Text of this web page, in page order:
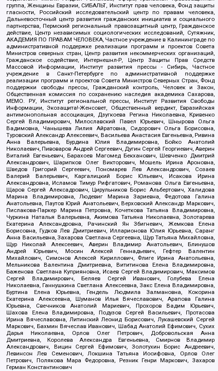
группа, Женщины Евразии, СИБАЛЬТ, Институт прав человека, Фонд защиты
гласности, Российский исследовательский центр по правам человека,
Дальневосточный центр развития гражданских инициатив и социального
партнерства, Пермский региональный правозащитный центр, Гражданское
действие, Центр независимых социологических исследований, Сутяжник,
АКАДЕМИЯ ПО ПРАВАМ ЧЕЛОВЕКА, Частное учреждение в Калининграде по
административной поддержке реализации программ и проектов Совета
Министров северных стран, Центр развития некоммерческих организаций,
Гражданское содействие, Интернешнл-Р, Центр Защиты Прав Средств
Массовой Информации, Институт развития прессы - Сибирь, Частное
учреждение в Санкт-Петербурге по административной поддержке
реализации программ и проектов Совета Министров Северных Стран, Фонд
поддержки свободы прессы, Гражданский контроль, Человек и Закон,
Общественная комиссия по сохранению наследия академика Сахарова,
МЕМО. РУ, Институт региональной прессы, Институт Развития Свободы
Информации, Экозащита!-Женсовет, Общественный вердикт, Евразийская
антимонопольная ассоциация, Дзугкоева Регина Николаевна, Кривенко
Сергей Владимирович, Милославский Павел Юрьевич, Шнырова Ольга
Вадимовна, Чанышева Лилия Айратовна, Сидорович Ольга Борисовна,
Туровский Александр Алексеевич, Васильева Анастасия Евгеньевна, Ривина
Анна Валерьевна, Бурдина Юлия Владимировна, Бойко Анатолий
Николаевич, Пивоваров Андрей Сергеевич, Дугин Сергей Георгиевич, Аверин
Виталий Евгеньевич, Барахоев Магомед Бекханович, Шевченко Дмитрий
Александрович, Шарипков Олег Викторович, Мошель Ирина Ароновна,
Шведов Григорий Сергеевич, Пономарев Лев Александрович, Созаев
Валерий Валерьевич, Каргалицкий Борис Юльевич, Исакова Ирина
Александровна, Исламов Тимур Рифгатович, Романова Ольга Евгеньевна,
Щаров Сергей Алексадрович, Цирульников Борис Альбертович, Халидова
Марина Владимировна, Людевиг Марина Зариевна, Федотова Галина
Анатольевна, Паутов Юрий Анатольевич, Верховский Александр Маркович,
Пислакова-Паркер Марина Петровна, Кочеткова Татьяна Владимировна,
Чуркина Наталья Валерьевна, Акимова Татьяна Николаевна, Золотарева
Екатерина Александровна, Рачинский Ян Збигневич, Жемкова Елена
Борисовна, Гудков Лев Дмитриевич, Илларионова Юлия Юрьевна, Саранг
Анна Васильевна, Захарова Светлана Сергеевна, Щур Татьяна Михайловна,
Щур Николай Алексеевич, Аверин Владимир Анатольевич, Блинушов
Андрей Юрьевич, Мосин Алексей Геннадьевич, Гефтер Валентин
Михайлович, Симонов Алексей Кириллович, Флиге Ирина Анатольевна,
Мельникова Валентина Дмитриевна, Вититинова Елена Владимировна,
Баженова Светлана Куприяновна, Исаев Сергей Владимирович, Максимов
Сергей Владимирович, Беляев Сергей Иванович, Голубева Елена
Николаевна, Ганнушкина Светлана Алексеевна, Закс Елена Владимировна,
Буртина Елена Юрьевна, Гендель Людмила Залмановна, Кокорина
Екатерина Алексеевна, Шуманов Илья Вячеславович, Арапова Галина
Юрьевна, Свечников Анатолий Мариевич, Прохоров Вадим Юрьевич,
Шахова Елена Владимировна, Подузов Сергей Васильевич, Протасова
Ирина Вячеславовна, Литинский Леонид Борисович, Лукашевский Сергей
Маркович, Бахмин Вячеслав Иванович, Шабад Анатолий Ефимович, Сухих
Дарья Николаевна, Орлов Олег Петрович, Добровольская Анна
Дмитриевна, Королева Александра Евгеньевна, Смирнов Владимир
Александрович, Вицин Сергей Ефимович, Золотухин Борис Андреевич,
Левинсон Лев Семенович, Локшина Татьяна Иосифовна, Орлов Олег
Петрович, Полякова Мара Федоровна, Резник Генри Маркович, Захаров
Герман Константинович